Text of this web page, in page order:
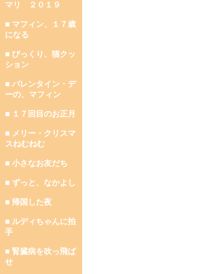
マリ ２０１９
■ マフィン、１７歳
になる
■ びっくり、猫クッ
ション
■ バレンタイン・デ
ーの、マフィン
■ １７回目のお正月
■ メリー・クリスマ
スねむねむ
■ 小さなお友だち
■ ずっと、なかよし
■ 帰国した夜
■ ルディちゃんに拍
手
■ 腎臓病を吹っ飛ば
せ